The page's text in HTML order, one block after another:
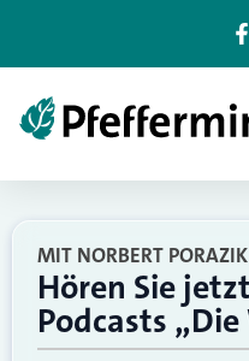
MIT NORBERT
Hören Sie
Podcasts